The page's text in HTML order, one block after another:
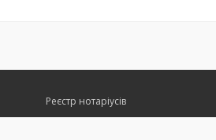
Реєстр нотаріусів